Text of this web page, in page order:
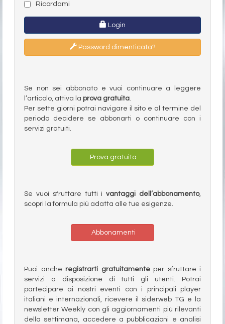
Ricordami
Login
Password dimenticata?
Se non sei abbonato e vuoi continuare a leggere
l’articolo, attiva la prova gratuita.
Per sette giorni potrai navigare il sito e al termine del
periodo decidere se abbonarti o continuare con i
servizi gratuiti.
Prova gratuita
Se vuoi sfruttare tutti ivantaggi dell’abbonamento,
scopri la formula più adatta alle tue esigenze.
Abbonamenti
Puoi anche registrarti gratuitamenteper sfruttare i
servizi a disposizione di tutti gli utenti. Potrai
partecipare ai nostri eventi con i principali player
italiani e internazionali, ricevere il siderweb TG e la
newsletter Weekly con gli aggiornamenti più rilevanti
della settimana, accedere a pubblicazioni e analisi